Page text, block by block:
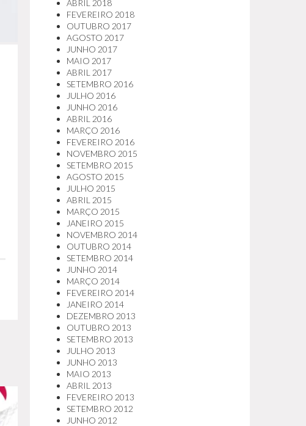
ABRIL 2018
FEVEREIRO 2018
OUTUBRO 2017
AGOSTO 2017
JUNHO 2017
MAIO 2017
ABRIL 2017
SETEMBRO 2016
JULHO 2016
JUNHO 2016
ABRIL 2016
MARÇO 2016
FEVEREIRO 2016
NOVEMBRO 2015
SETEMBRO 2015
AGOSTO 2015
JULHO 2015
ABRIL 2015
MARÇO 2015
JANEIRO 2015
NOVEMBRO 2014
OUTUBRO 2014
SETEMBRO 2014
JUNHO 2014
MARÇO 2014
FEVEREIRO 2014
JANEIRO 2014
DEZEMBRO 2013
OUTUBRO 2013
SETEMBRO 2013
JULHO 2013
JUNHO 2013
MAIO 2013
ABRIL 2013
FEVEREIRO 2013
SETEMBRO 2012
JUNHO 2012